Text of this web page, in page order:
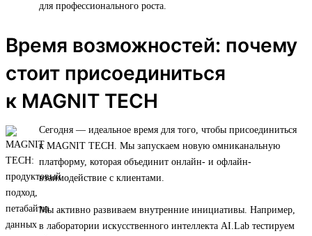
для профессионального роста.
Время возможностей: почему
стоит присоединиться
к MAGNIT TECH
Сегодня — идеальное время для того, чтобы присоединиться
к MAGNIT TECH. Мы запускаем новую омниканальную
платформу, которая объединит онлайн- и офлайн-
взаимодействие с клиентами.
Мы активно развиваем внутренние инициативы. Например,
в лаборатории искусственного интеллекта AI.Lab тестируем